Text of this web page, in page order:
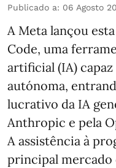
Publicado a: 06 Agosto
A Meta lançou
Code, uma
artificial (IA)
autónoma,
lucrativo da IA
Anthropic e pela
A assistência à
principal mercado